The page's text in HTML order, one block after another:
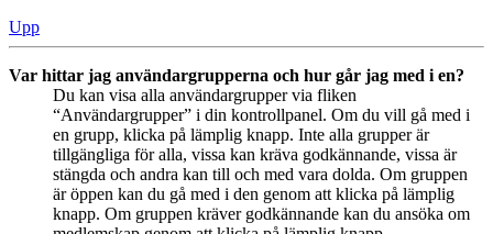
Upp
Var hittar jag användargrupperna och hur går jag med i en?
Du kan visa alla användargrupper via fliken
“Användargrupper” i din kontrollpanel. Om du vill gå med i
en grupp, klicka på lämplig knapp. Inte alla grupper är
tillgängliga för alla, vissa kan kräva godkännande, vissa är
stängda och andra kan till och med vara dolda. Om gruppen
är öppen kan du gå med i den genom att klicka på lämplig
knapp. Om gruppen kräver godkännande kan du ansöka om